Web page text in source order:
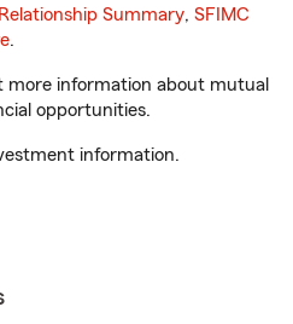
Summary, SFIMC
.
more information about mutual
opportunities.
information.